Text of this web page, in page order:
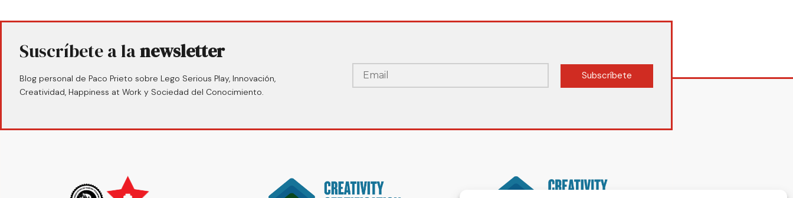
Suscríbete a lanewsletter
Blog personal de Paco Prieto sobre Lego Serious Play, Innovación,
Creatividad, Happiness at Work y Sociedad del Conocimiento.
Subscríbete